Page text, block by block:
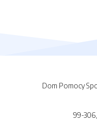
Dom Pomocy
99-